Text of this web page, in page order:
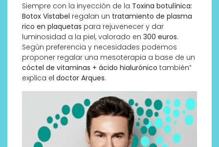
Siempre con la inyección de la Toxina botulínica:
Botox Vistabel regalan un tratamiento de plasma
rico en plaquetas para rejuvenecer y dar
luminosidad a la piel, valorado en 300 euros.
Según preferencia y necesidades podemos
proponer regalar una mesoterapia a base de un
cóctel de vitaminas + ácido hialurónico también”
explica el doctor Arques.